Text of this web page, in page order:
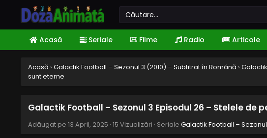
Acasă Seriale Filme Radio Articole
Acasă › Galactik Football – Sezonul 3 (2010) – Subtitrat în Română ›
sunt eterne
Galactik Football – Sezonul 3 Episodul 26 – Stelele de
Adăugat pe 13 April, 2025 · 15 Vizualizări · Seriale Galactik Football –